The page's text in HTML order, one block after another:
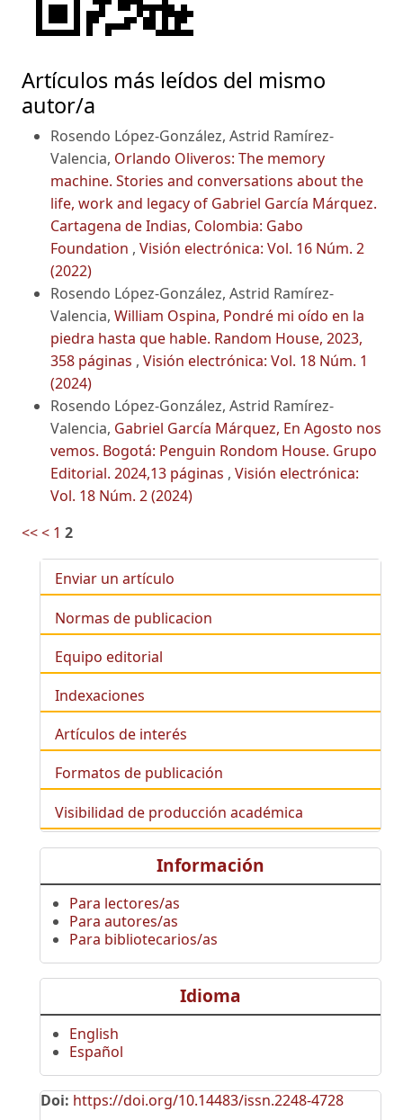
Artículos más leídos del mismo
autor/a
Rosendo López-González, Astrid Ramírez-
Valencia, Orlando Oliveros: The memory
machine. Stories and conversations about the
life, work and legacy of Gabriel García Márquez.
Cartagena de Indias, Colombia: Gabo
Foundation , Visión electrónica: Vol. 16 Núm. 2
(2022)
Rosendo López-González, Astrid Ramírez-
Valencia, William Ospina, Pondré mi oído en la
piedra hasta que hable. Random House, 2023,
358 páginas , Visión electrónica: Vol. 18 Núm. 1
(2024)
Rosendo López-González, Astrid Ramírez-
Valencia, Gabriel García Márquez, En Agosto nos
vemos. Bogotá: Penguin Rondom House. Grupo
Editorial. 2024,13 páginas , Visión electrónica:
Vol. 18 Núm. 2 (2024)
<<< 1 2
Enviar un artículo
Normas de publicacion
Equipo editorial
Indexaciones
Artículos de interés
Formatos de publicación
Visibilidad de producción académica
Información
Para lectores/as
Para autores/as
Para bibliotecarios/as
Idioma
English
Español
Doi: https://doi.org/10.14483/issn.2248-4728